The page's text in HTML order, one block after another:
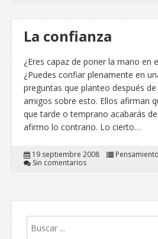
La confianza
¿Eres capaz de poner la mano en
¿Puedes confiar plenamente en
preguntas que planteo después
amigos sobre esto. Ellos afirman
que tarde o temprano acabarás
afirmo lo contrario. Lo cierto…
19 septiembre 2008
Sin comentarios